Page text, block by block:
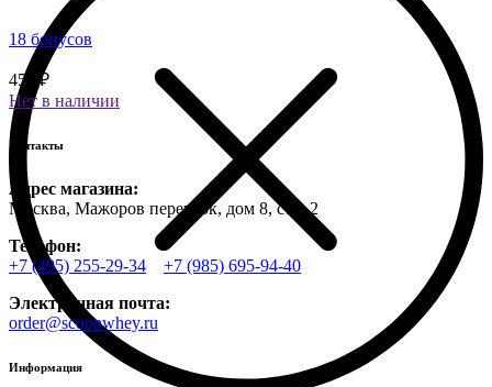
18 бонусов
450 ₽
Нет в наличии
Контакты
Адрес магазина:
Москва, Мажоров переулок, дом 8, стр. 2
Телефон:
+7 (495) 255-29-34
+7 (985) 695-94-40
Электронная почта:
order@scoopwhey.ru
Информация